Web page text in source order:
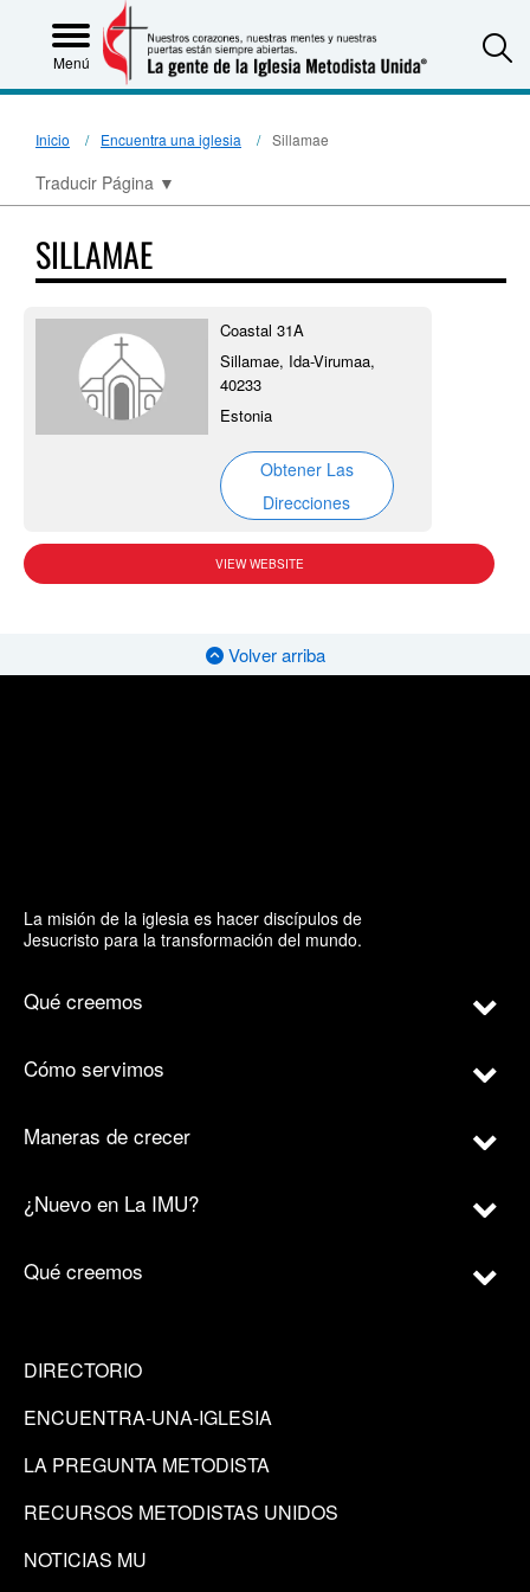
Menú
Inicio Encuentra una iglesia Sillamae
Traducir Página ▼
SILLAMAE
Coastal 31A
Sillamae, Ida-Virumaa,
40233
Estonia
Obtener Las
Direcciones
VIEW WEBSITE
Volver arriba
La misión de la iglesia es hacer discípulos de
Jesucristo para la transformación del mundo.
Qué creemos
Cómo servimos
Maneras de crecer
¿Nuevo en La IMU?
Qué creemos
DIRECTORIO
ENCUENTRA-UNA-IGLESIA
LA PREGUNTA METODISTA
RECURSOS METODISTAS UNIDOS
NOTICIAS MU